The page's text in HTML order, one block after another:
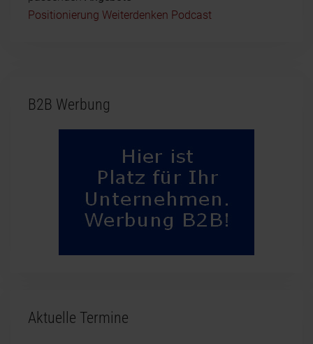
Positionierung Weiterdenken Podcast
B2B Werbung
Aktuelle Termine